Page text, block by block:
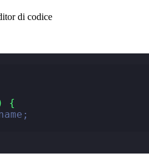
di codice
{
ame ;